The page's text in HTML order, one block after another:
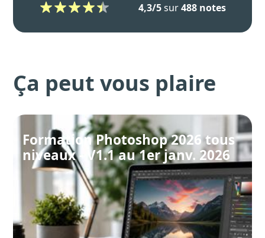
4,3/5sur488 notes
Ça peut vous plaire
Formation Photoshop 2026 tous
niveaux - V1.1 au 1er janv. 2026